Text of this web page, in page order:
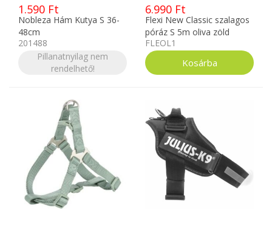
1.590 Ft
Nobleza Hám Kutya S 36-
48cm
201488
Pillanatnyilag nem
rendelhető!
6.990 Ft
Flexi New Classic szalagos
póráz S 5m oliva zöld
FLEOL1